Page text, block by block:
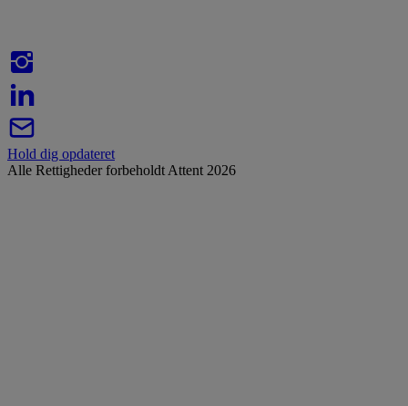
Hold dig opdateret
Alle Rettigheder forbeholdt Attent 2026